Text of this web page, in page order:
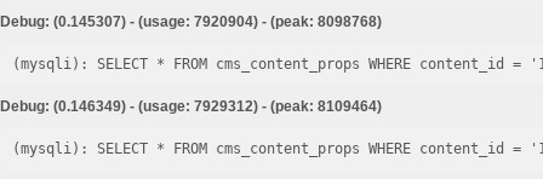
Debug: (0.145307) - (usage: 7920904) - (peak: 8098768)
Debug: (0.146349) - (usage: 7929312) - (peak: 8109464)